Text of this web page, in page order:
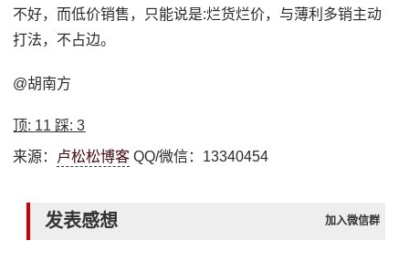
不好，而低价销售，只能说是:烂货烂价，与薄利多销主动
打法，不占边。
@胡南方
顶: 11 踩:3
来源： 卢松松博客 QQ/微信：13340454
发表感想 加入微信群